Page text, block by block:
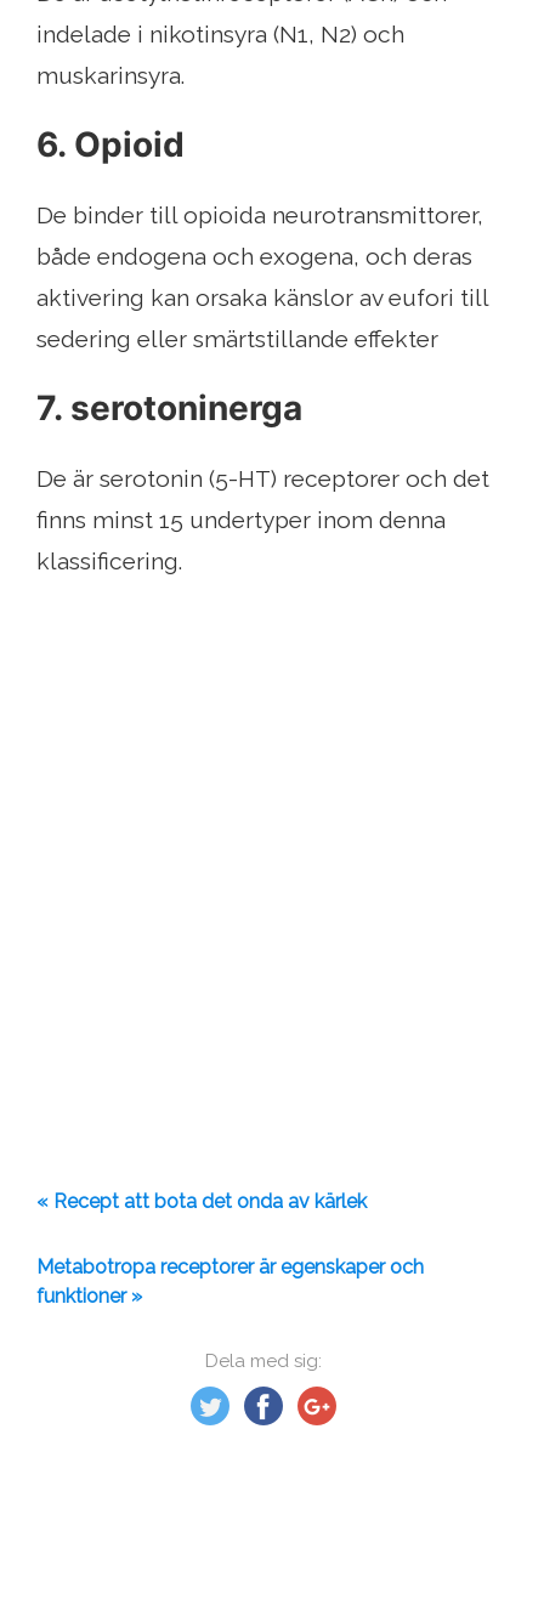
Dela med sig:
indelade i nikotinsyra (N1, N2) och
muskarinsyra.
6. Opioid
De binder till opioida neurotransmittorer,
både endogena och exogena, och deras
aktivering kan orsaka känslor av eufori till
sedering eller smärtstillande effekter
7. serotoninerga
De är serotonin (5-HT) receptorer och det
finns minst 15 undertyper inom denna
klassificering.
« Recept att bota det onda av kärlek
Metabotropa receptorer är egenskaper och
funktioner »